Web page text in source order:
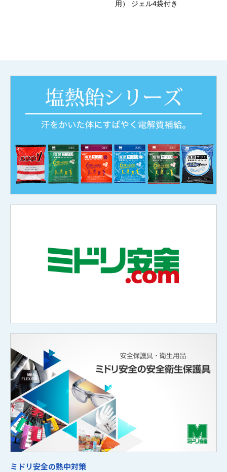
用） ジェル4袋付き
ミドリ安全の熱中対策